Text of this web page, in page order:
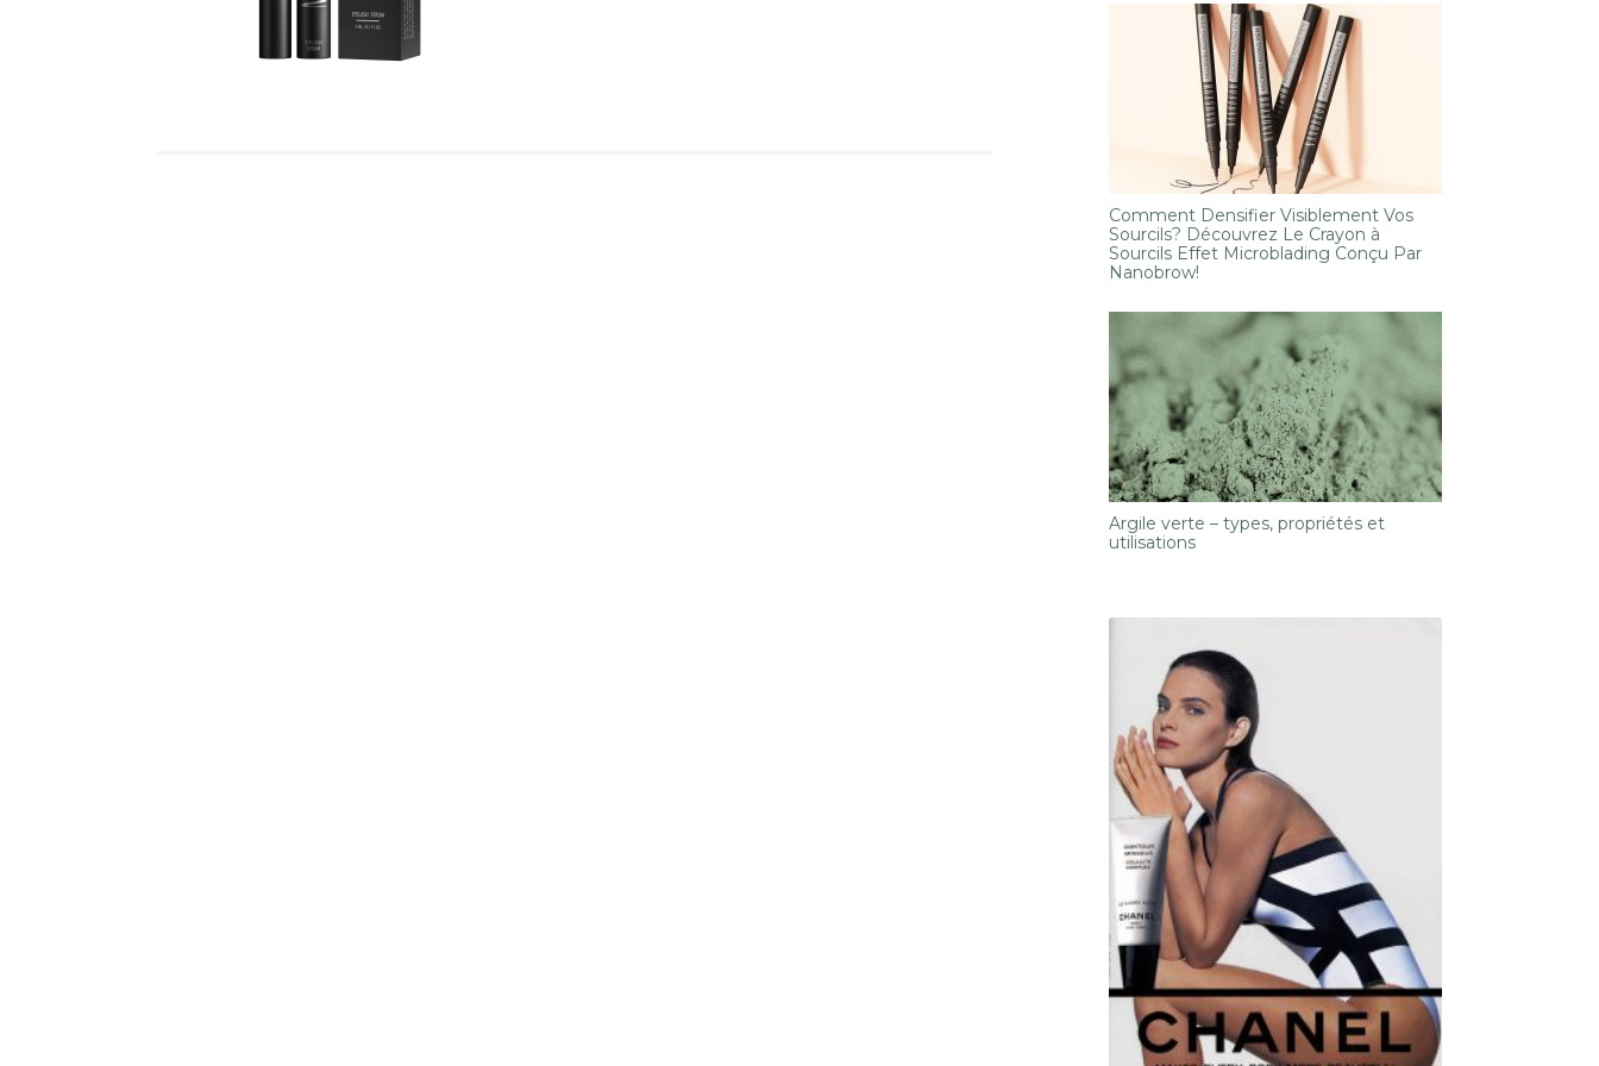
Comment Densifier Visiblement Vos
Sourcils? Découvrez Le Crayon à
Sourcils Effet Microblading Conçu Par
Nanobrow!
Argile verte – types, propriétés et
utilisations